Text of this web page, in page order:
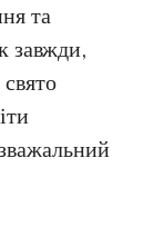
та
завжди,